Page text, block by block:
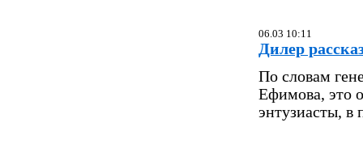
06.03 10:11
Дилер
По словам
Ефимова, это
энтузиасты, в